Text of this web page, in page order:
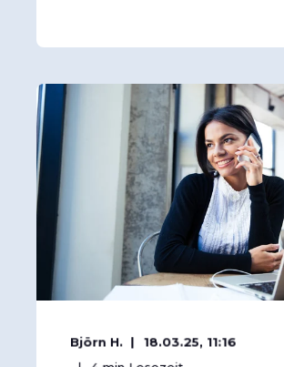
Björn H.
18.03.25, 11:16